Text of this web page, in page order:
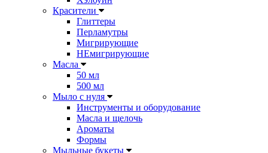
Красители
Глиттеры
Перламутры
Мигрирующие
НЕмигрирующие
Масла
50 мл
500 мл
Мыло с нуля
Инструменты и оборудование
Масла и щелочь
Ароматы
Формы
Мыльные букеты